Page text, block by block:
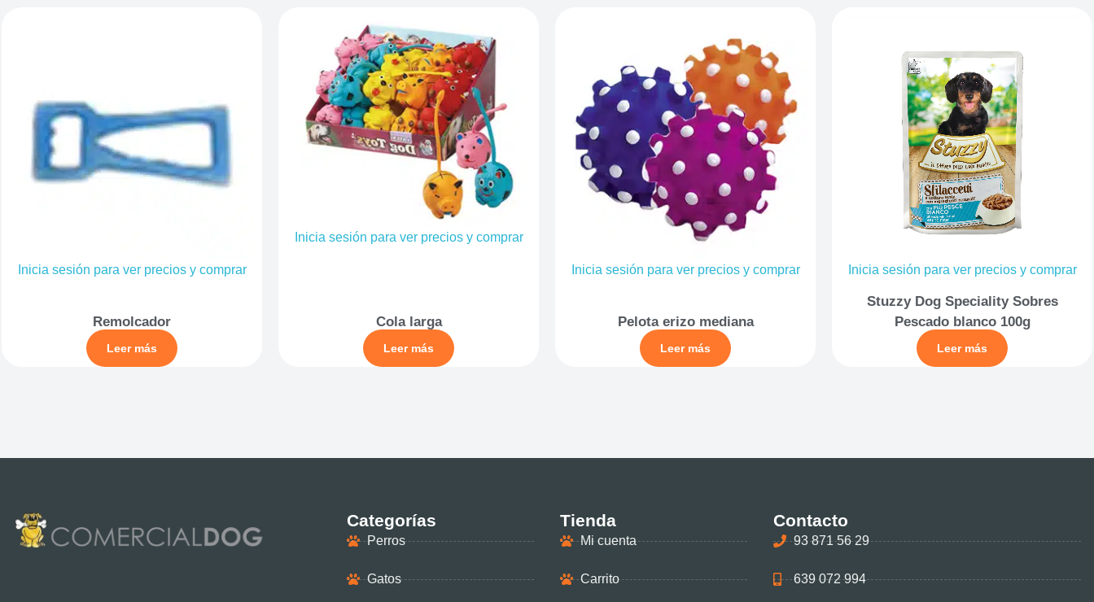
Inicia sesión para ver precios y comprar
Remolcador
Leer más
Inicia sesión para ver precios y comprar
Cola larga
Leer más
Inicia sesión para ver precios y comprar
Pelota erizo mediana
Leer más
Inicia sesión para ver precios y comprar
Stuzzy Dog Speciality Sobres
Pescado blanco 100g
Leer más
Categorías
Perros
Gatos
Tienda
Mi cuenta
Carrito
Contacto
93 871 56 29
639 072 994